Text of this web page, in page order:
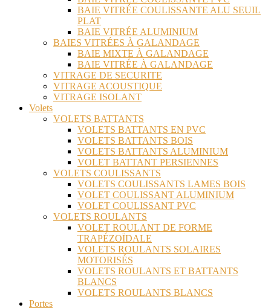
BAIE VITRÉE COULISSANTE ALU SEUIL
PLAT
BAIE VITRÉE ALUMINIUM
BAIES VITRÉES À GALANDAGE
BAIE MIXTE À GALANDAGE
BAIE VITRÉE À GALANDAGE
VITRAGE DE SECURITE
VITRAGE ACOUSTIQUE
VITRAGE ISOLANT
Volets
VOLETS BATTANTS
VOLETS BATTANTS EN PVC
VOLETS BATTANTS BOIS
VOLETS BATTANTS ALUMINIUM
VOLET BATTANT PERSIENNES
VOLETS COULISSANTS
VOLETS COULISSANTS LAMES BOIS
VOLET COULISSANT ALUMINIUM
VOLET COULISSANT PVC
VOLETS ROULANTS
VOLET ROULANT DE FORME
TRAPÉZOÏDALE
VOLETS ROULANTS SOLAIRES
MOTORISÉS
VOLETS ROULANTS ET BATTANTS
BLANCS
VOLETS ROULANTS BLANCS
Portes